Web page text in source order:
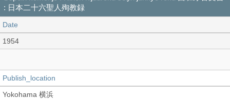
: 日本二十六聖人殉教録
Date
1954
Publish_location
Yokohama 横浜